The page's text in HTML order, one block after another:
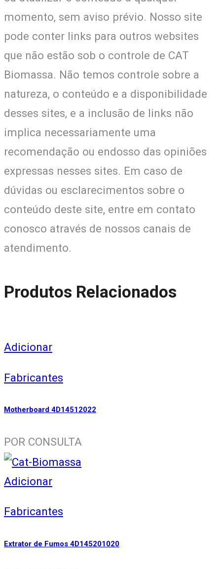
momento, sem aviso prévio. Nosso site
pode conter links para outros websites
que não estão sob o controle de CAT
Biomassa. Não temos controle sobre a
natureza, o conteúdo e a disponibilidade
desses sites, e a inclusão de links não
implica necessariamente uma
recomendação ou endosso das opiniões
expressas nesses sites. Em caso de
dúvidas ou esclarecimentos sobre o
conteúdo deste site, entre em contato
conosco através de nossos canais de
atendimento.
Produtos Relacionados
Adicionar
Fabricantes
Motherboard 4D14512022
POR CONSULTA
Adicionar
Fabricantes
Extrator de Fumos 4D145201020